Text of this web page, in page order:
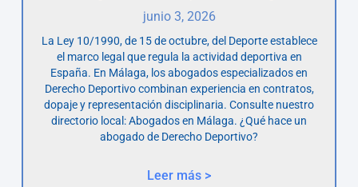
junio 3, 2026
La Ley 10/1990, de 15 de octubre, del Deporte establece
el marco legal que regula la actividad deportiva en
España. En Málaga, los abogados especializados en
Derecho Deportivo combinan experiencia en contratos,
dopaje y representación disciplinaria. Consulte nuestro
directorio local: Abogados en Málaga. ¿Qué hace un
abogado de Derecho Deportivo?
Leer más >